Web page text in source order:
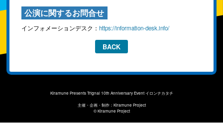
公演に関するお問合せ
インフォメーションデスク： https://information-desk.info/
BACK
Kiramune Presents Trignal 10th Anniversary Event イロンナカタチ
主催・企画・制作：Kiramune Project
© Kiramune Project